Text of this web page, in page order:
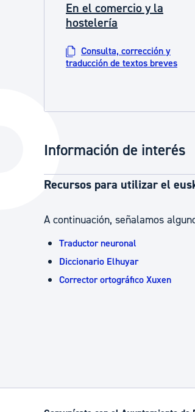
Participación ciudadana
Deporte
La ciudad
La ciudad ahora
La ciudad futura
En el comercio y la
hostelería
Consulta, corrección y
traducción de textos breves
Información de interés
Recursos para utilizar el
A continuación, señalamos
Traductor neuronal
Diccionario Elhuyar
Corrector ortográfico Xuxen